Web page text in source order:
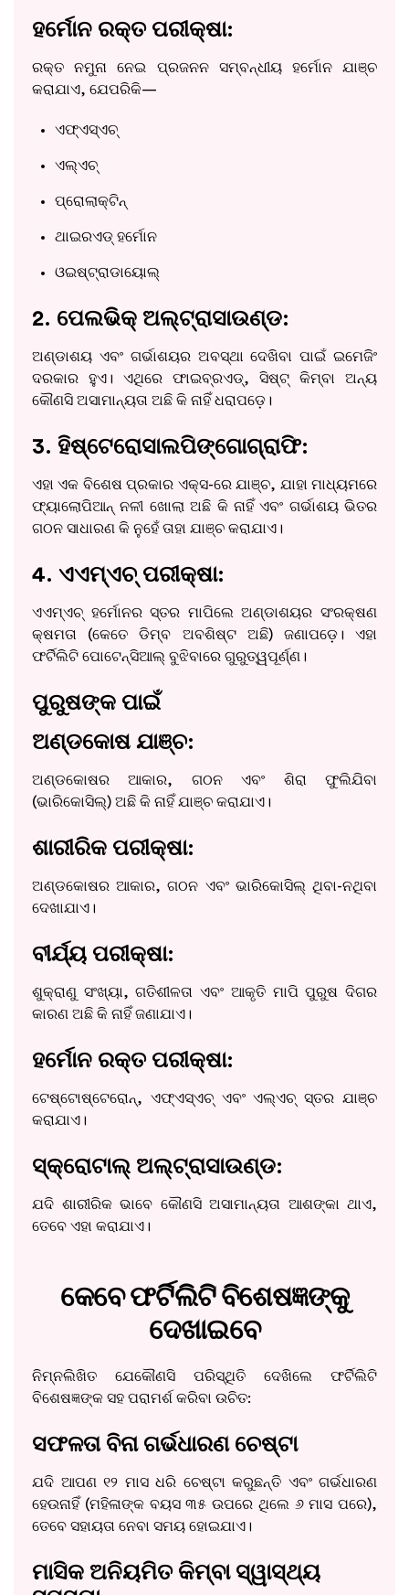
ହର୍ମୋନ ରକ୍ତ ପରୀକ୍ଷା:
ରକ୍ତ ନମୁନା ନେଇ ପ୍ରଜନନ ସମ୍ବନ୍ଧୀୟ ହର୍ମୋନ ଯାଞ୍ଚ
କରାଯାଏ, ଯେପରିକି—
ଏଫ୍ଏସ୍ଏଚ୍
ଏଲ୍ଏଚ୍
ପ୍ରୋଲାକ୍ଟିନ୍
ଥାଇରଏଡ୍ ହର୍ମୋନ
ଓଇଷ୍ଟ୍ରାଡାୟୋଲ୍
2. ପେଲଭିକ୍ ଅଲ୍ଟ୍ରାସାଉଣ୍ଡ:
ଅଣ୍ଡାଶୟ ଏବଂ ଗର୍ଭାଶୟର ଅବସ୍ଥା ଦେଖିବା ପାଇଁ ଇମେଜିଂ
ଦରକାର ହୁଏ। ଏଥିରେ ଫାଇବ୍ରଏଡ୍, ସିଷ୍ଟ୍ କିମ୍ବା ଅନ୍ୟ
କୌଣସି ଅସାମାନ୍ୟତା ଅଛି କି ନାହିଁ ଧରାପଡ଼େ।
3. ହିଷ୍ଟେରୋସାଲପିଙ୍ଗୋଗ୍ରାଫି:
ଏହା ଏକ ବିଶେଷ ପ୍ରକାର ଏକ୍ସ-ରେ ଯାଞ୍ଚ, ଯାହା ମାଧ୍ୟମରେ
ଫ୍ୟାଲୋପିଆନ୍ ନଳୀ ଖୋଲା ଅଛି କି ନାହିଁ ଏବଂ ଗର୍ଭାଶୟ ଭିତର
ଗଠନ ସାଧାରଣ କି ନୁହେଁ ତାହା ଯାଞ୍ଚ କରାଯାଏ।
4. ଏଏମ୍ଏଚ୍ ପରୀକ୍ଷା:
ଏଏମ୍ଏଚ୍ ହର୍ମୋନର ସ୍ତର ମାପିଲେ ଅଣ୍ଡାଶୟର ସଂରକ୍ଷଣ
କ୍ଷମତା (କେତେ ଡିମ୍ବ ଅବଶିଷ୍ଟ ଅଛି) ଜଣାପଡ଼େ। ଏହା
ଫର୍ଟିଲିଟି ପୋଟେନ୍ସିଆଲ୍ ବୁଝିବାରେ ଗୁରୁତ୍ୱପୂର୍ଣ୍ଣ।
ପୁରୁଷଙ୍କ ପାଇଁ
ଅଣ୍ଡକୋଷ ଯାଞ୍ଚ:
ଅଣ୍ଡକୋଷର ଆକାର, ଗଠନ ଏବଂ ଶିରା ଫୁଲିଯିବା
(ଭାରିକୋସିଲ୍) ଅଛି କି ନାହିଁ ଯାଞ୍ଚ କରାଯାଏ।
ଶାରୀରିକ ପରୀକ୍ଷା:
ଅଣ୍ଡକୋଷର ଆକାର, ଗଠନ ଏବଂ ଭାରିକୋସିଲ୍ ଥିବା-ନଥିବା
ଦେଖାଯାଏ।
ବୀର୍ଯ୍ୟ ପରୀକ୍ଷା:
ଶୁକ୍ରାଣୁ ସଂଖ୍ୟା, ଗତିଶୀଳତା ଏବଂ ଆକୃତି ମାପି ପୁରୁଷ ଦିଗର
କାରଣ ଅଛି କି ନାହିଁ ଜଣାଯାଏ।
ହର୍ମୋନ ରକ୍ତ ପରୀକ୍ଷା:
ଟେଷ୍ଟୋଷ୍ଟେରୋନ୍, ଏଫ୍ଏସ୍ଏଚ୍ ଏବଂ ଏଲ୍ଏଚ୍ ସ୍ତର ଯାଞ୍ଚ
କରାଯାଏ।
ସ୍କ୍ରୋଟାଲ୍ ଅଲ୍ଟ୍ରାସାଉଣ୍ଡ:
ଯଦି ଶାରୀରିକ ଭାବେ କୌଣସି ଅସାମାନ୍ୟତା ଆଶଙ୍କା ଥାଏ,
ତେବେ ଏହା କରାଯାଏ।
କେବେ ଫର୍ଟିଲିଟି ବିଶେଷଜ୍ଞଙ୍କୁ
ଦେଖାଇବେ
ନିମ୍ନଲିଖିତ ଯେକୌଣସି ପରିସ୍ଥିତି ଦେଖିଲେ ଫର୍ଟିଲିଟି
ବିଶେଷଜ୍ଞଙ୍କ ସହ ପରାମର୍ଶ କରିବା ଉଚିତ:
ସଫଳତା ବିନା ଗର୍ଭଧାରଣ ଚେଷ୍ଟା
ଯଦି ଆପଣ ୧୨ ମାସ ଧରି ଚେଷ୍ଟା କରୁଛନ୍ତି ଏବଂ ଗର୍ଭଧାରଣ
ହେଉନାହିଁ (ମହିଳାଙ୍କ ବୟସ ୩୫ ଉପରେ ଥିଲେ ୬ ମାସ ପରେ),
ତେବେ ସହାୟତା ନେବା ସମୟ ହୋଇଯାଏ।
ମାସିକ ଅନିୟମିତ କିମ୍ବା ସ୍ୱାସ୍ଥ୍ୟ